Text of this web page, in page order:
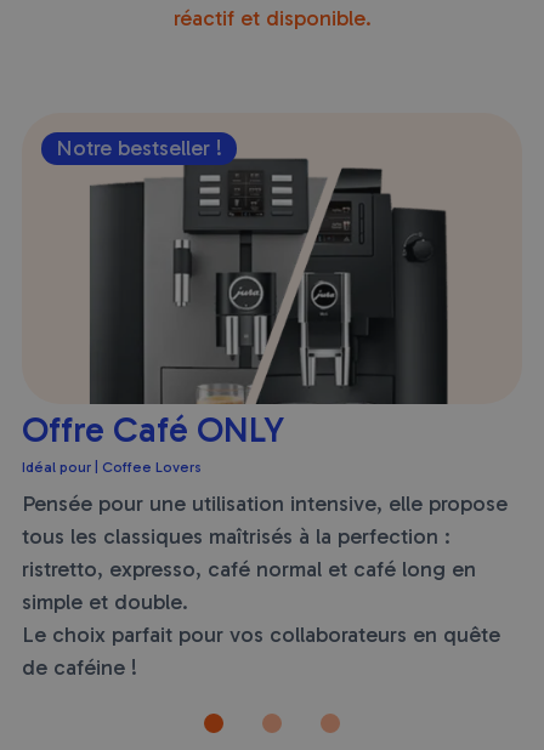
réactif et disponible.
Notre bestseller !
Offre Café ONLY
Idéal pour | Coffee Lovers
Pensée pour une utilisation intensive, elle propose
tous les classiques maîtrisés à la perfection :
ristretto, expresso, café normal et café long en
simple et double.
Le choix parfait pour vos collaborateurs en quête
de caféine !